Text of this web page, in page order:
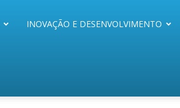
INOVAÇÃO E DESENVOLVIMENTO